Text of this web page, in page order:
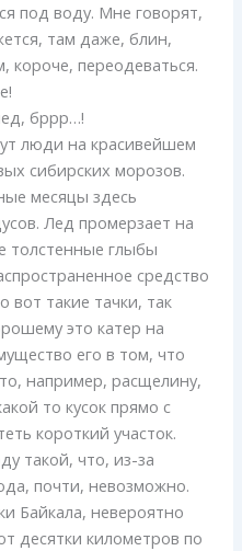
под воду. Мне говорят,
там даже, блин,
короче, переодеваться.
бррр…!
люди на красивейшем
сибирских морозов.
месяцы здесь
Лед промерзает на
толстенные глыбы
средство
вот такие тачки, так
это катер на
его в том, что
например, расщелину,
то кусок прямо с
короткий участок.
такой, что, из-за
почти, невозможно.
Байкала, невероятно
десятки километров по